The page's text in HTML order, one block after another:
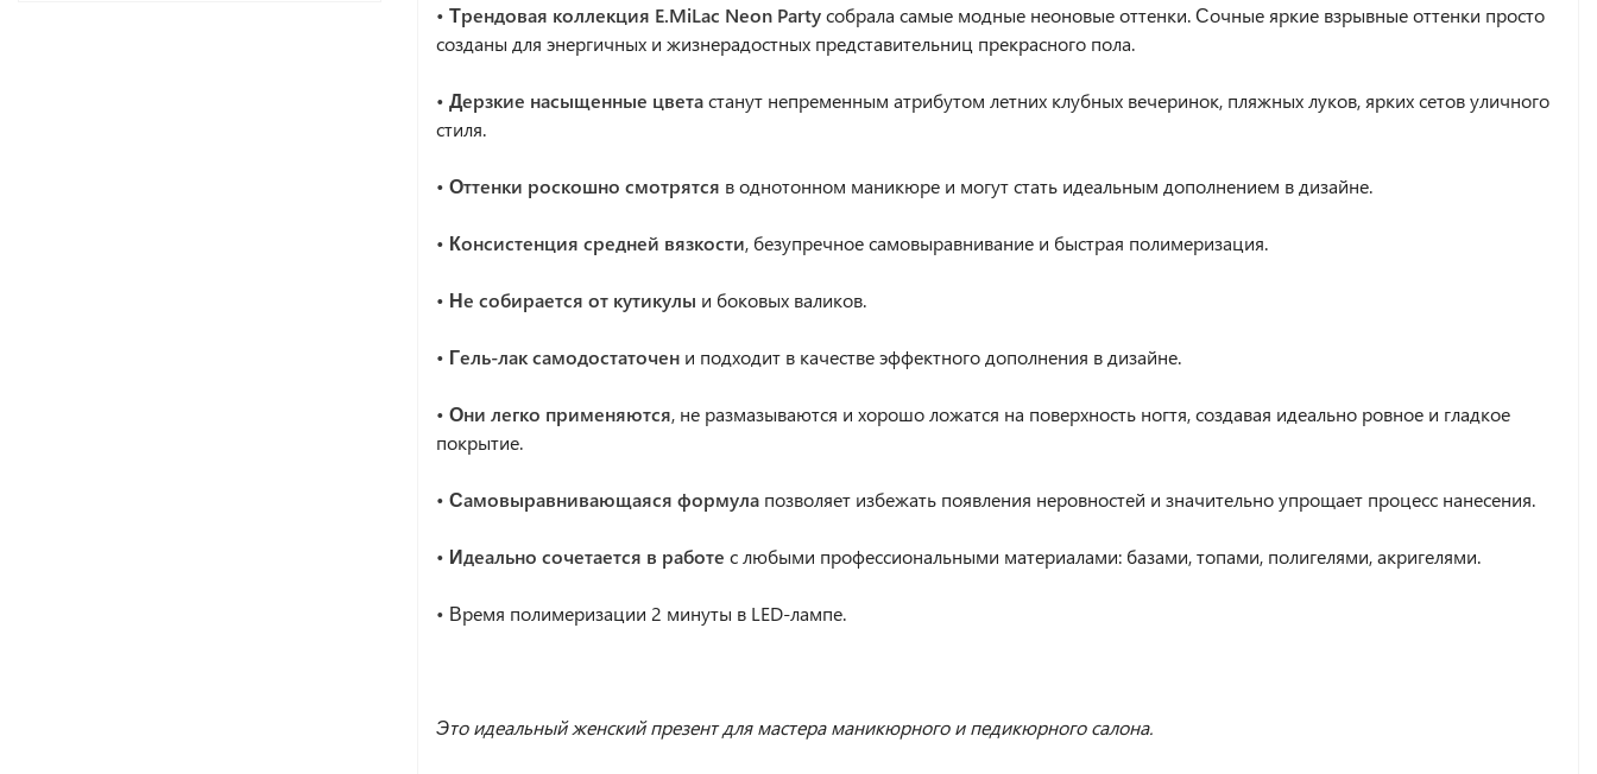
• Трендовая коллекция E.MiLac Neon Partyсобрала самые модные неоновые оттенки. Сочные яркие взрывные оттенки просто
созданы для энергичных и жизнерадостных представительниц прекрасного пола.
• Дерзкие насыщенные цветастанут непременным атрибутом летних клубных вечеринок, пляжных луков, ярких сетов уличного
стиля.
• Оттенки роскошно смотрятся в однотонном маникюре и могут стать идеальным дополнением в дизайне.
• Консистенция средней вязкости, безупречное самовыравнивание и быстрая полимеризация.
• Не собирается от кутикулы и боковых валиков.
• Гель-лак самодостаточен и подходит в качестве эффектного дополнения в дизайне.
• Они легко применяются, не размазываются и хорошо ложатся на поверхность ногтя, создавая идеально ровное и гладкое
покрытие.
• Самовыравнивающаяся формула позволяет избежать появления неровностей и значительно упрощает процесс нанесения.
• Идеально сочетается в работе с любыми профессиональными материалами: базами, топами, полигелями, акригелями.
• Время полимеризации 2 минуты в LED-лампе.
Это идеальный женский презент для мастера маникюрного и педикюрного салона.